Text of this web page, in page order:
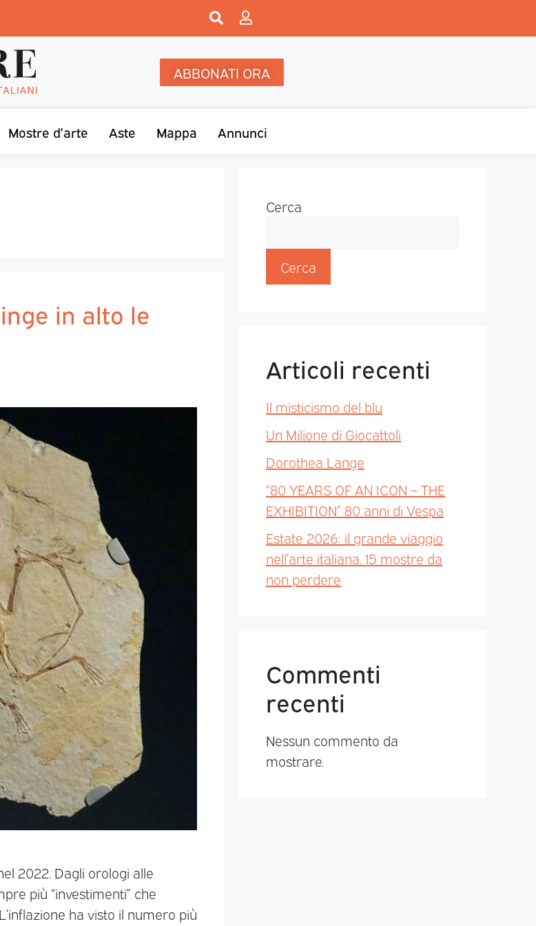
ABBONATI ORA
Mostre d’arte Aste Mappa Annunci
in alto le
2022. Dagli orologi alle
più “investimenti” che
ha visto il numero più
Cerca
Cerca
Articoli recenti
Il misticismo del blu
Un Milione di Giocattoli
Dorothea Lange
“80 YEARS OF AN ICON – THE
EXHIBITION” 80 anni di Vespa
Estate 2026: il grande viaggio
nell’arte italiana. 15 mostre da
non perdere
Commenti
recenti
Nessun commento da
mostrare.